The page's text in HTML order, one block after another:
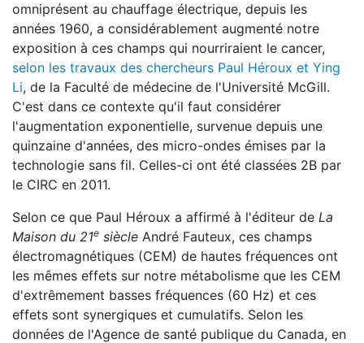
omniprésent au chauffage électrique, depuis les
années 1960, a considérablement augmenté notre
exposition à ces champs qui nourriraient le cancer,
selon les travaux des chercheurs Paul Héroux et Ying
Li, de la Faculté de médecine de l'Université McGill.
C'est dans ce contexte qu'il faut considérer
l'augmentation exponentielle, survenue depuis une
quinzaine d'années, des micro-ondes émises par la
technologie sans fil. Celles-ci ont été classées 2B par
le CIRC en 2011.
Selon ce que Paul Héroux a affirmé à l'éditeur de La
Maison du 21e siècle André Fauteux, ces champs
électromagnétiques (CEM) de hautes fréquences ont
les mêmes effets sur notre métabolisme que les CEM
d'extrêmement basses fréquences (60 Hz) et ces
effets sont synergiques et cumulatifs. Selon les
données de l'Agence de santé publique du Canada, en